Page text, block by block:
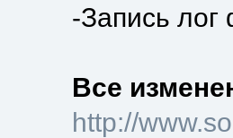
-Запись
Все
http://